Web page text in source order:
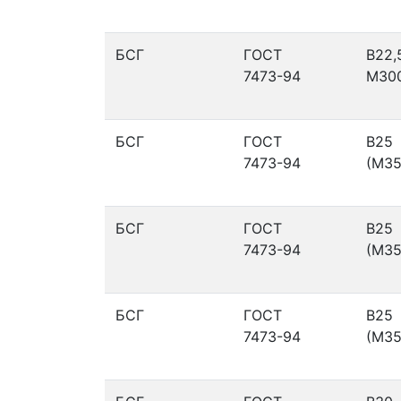
БСГ
ГОСТ
7473-94
БСГ
ГОСТ
7473-94
В25
БСГ
ГОСТ
7473-94
В25
БСГ
ГОСТ
7473-94
В25